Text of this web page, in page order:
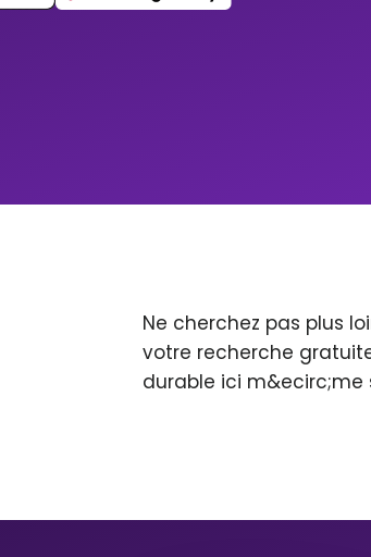
Ne cherchez pas plus
votre recherche
durable ici m&ecirc;me